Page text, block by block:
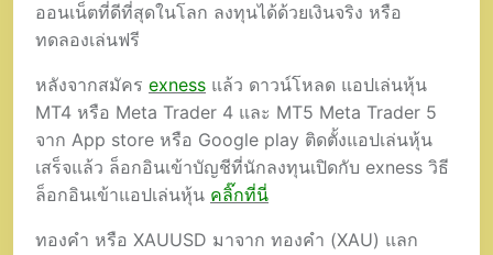
ออนเน็ตที่ดีที่สุดในโลก ลงทุนได้ด้วยเงินจริง หรือ
ทดลองเล่นฟรี
หลังจากสมัคร exness แล้ว ดาวน์โหลด แอปเล่นหุ้น
MT4 หรือ Meta Trader 4 และ MT5 Meta Trader 5
จาก App store หรือ Google play ติดตั้งแอปเล่นหุ้น
เสร็จแล้ว ล็อกอินเข้าบัญชีที่นักลงทุนเปิดกับ exness วิธี
ล็อกอินเข้าแอปเล่นหุ้น คลิ๊กที่นี่
ทองคำ หรือ XAUUSD มาจาก ทองคำ (XAU) แลก